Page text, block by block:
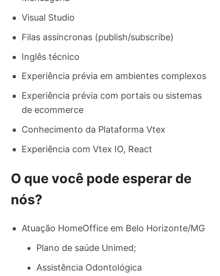
Visual Studio
Filas assíncronas (publish/subscribe)
Inglês técnico
Experiência prévia em ambientes complexos
Experiência prévia com portais ou sistemas
de ecommerce
Conhecimento da Plataforma Vtex
Experiência com Vtex IO, React
O que você pode esperar de
nós?
Atuação HomeOffice em Belo Horizonte/MG
Plano de saúde Unimed;
Assistência Odontológica